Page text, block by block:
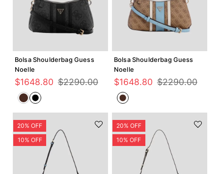
Bolsa Shoulderbag Guess
Noelle
$1648.80 $2290.00
Bolsa Shoulderbag Guess
Noelle
$1648.80 $2290.00